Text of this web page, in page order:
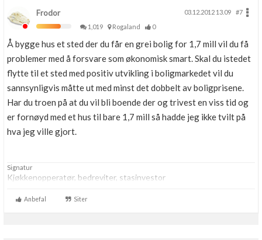
Frodor 03.12.2012 13.09
#7
1,019
Rogaland 0
Å bygge hus et sted der du får en grei bolig for 1,7 mill vil du få
problemer med å forsvare som økonomisk smart. Skal du istedet
flytte til et sted med positiv utvikling i boligmarkedet vil du
sannsynligvis måtte ut med minst det dobbelt av boligprisene.
Har du troen på at du vil bli boende der og trivest en viss tid og
er fornøyd med et hus til bare 1,7 mill så hadde jeg ikke tvilt på
hva jeg ville gjort.
Signatur
Kjøkkenopperatør, bedreviter, stasinvestor
Anbefal Siter